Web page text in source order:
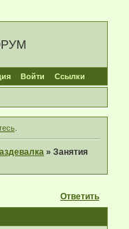
Войти Ссылки
.
»Занятия
Ответить